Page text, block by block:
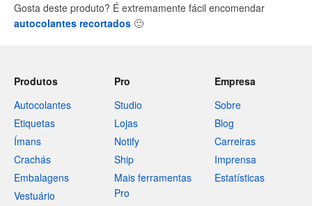
Gosta deste produto? É extremamente fácil encomendar
autocolantes recortados 🙂
Produtos
Autocolantes
Etiquetas
Ímans
Crachás
Embalagens
Vestuário
Pro
Studio
Lojas
Notify
Ship
Mais ferramentas
Pro
Empresa
Sobre
Blog
Carreiras
Imprensa
Estatísticas